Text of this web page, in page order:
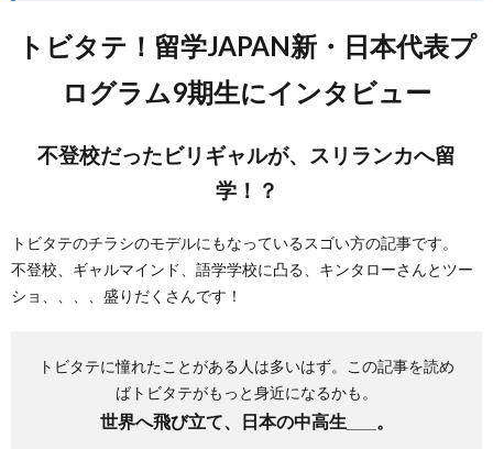
トビタテ！留学JAPAN新・日本代表プ
ログラム9期生にインタビュー
不登校だったビリギャルが、スリランカへ留
学！？
トビタテのチラシのモデルにもなっているスゴい方の記事です。
不登校、ギャルマインド、語学学校に凸る、キンタローさんとツー
ショ、、、、盛りだくさんです！
トビタテに憧れたことがある人は多いはず。この記事を読め
ばトビタテがもっと身近になるかも。
世界へ飛び立て、日本の中高生___。